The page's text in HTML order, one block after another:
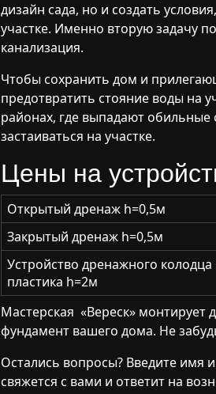
дизайн сада, но и создать
участке. Именно вторую задачу
канализация.
Чтобы сохранить дом и
предотвратить стояние воды на
районах, где выпадают обильные
застаиваться на участке.
Цены на
Открытый дренаж h=0,5м
Закрытый дренаж h=0,5м
Устройство дренажного колодца
пластика h=2м
Мастерская«Вереск» монтирует
фундамент вашего дома. Не
Остались вопросы? Введите имя
свяжется с вами и ответит на